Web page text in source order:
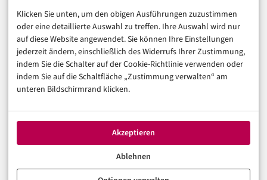
Klicken Sie unten, um den obigen Ausführungen zuzustimmen
oder eine detaillierte Auswahl zu treffen. Ihre Auswahl wird nur
auf diese Website angewendet. Sie können Ihre Einstellungen
jederzeit ändern, einschließlich des Widerrufs Ihrer Zustimmung,
indem Sie die Schalter auf der Cookie-Richtlinie verwenden oder
indem Sie auf die Schaltfläche „Zustimmung verwalten“ am
unteren Bildschirmrand klicken.
Akzeptieren
Ablehnen
Magazin
Unsere Redaktion
Werbeformate & Media Kit
Rechtliches
Datenschutzerklärung (EU)
Cookie-Richtlinie (EU)